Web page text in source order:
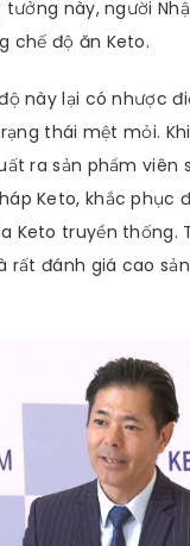
này, người
chế độ ăn Keto.
này lại có nhược
thái mệt mỏi.
ra sản phẩm viên
Keto, khắc phục
Keto truyền thống.
rất đánh giá cao